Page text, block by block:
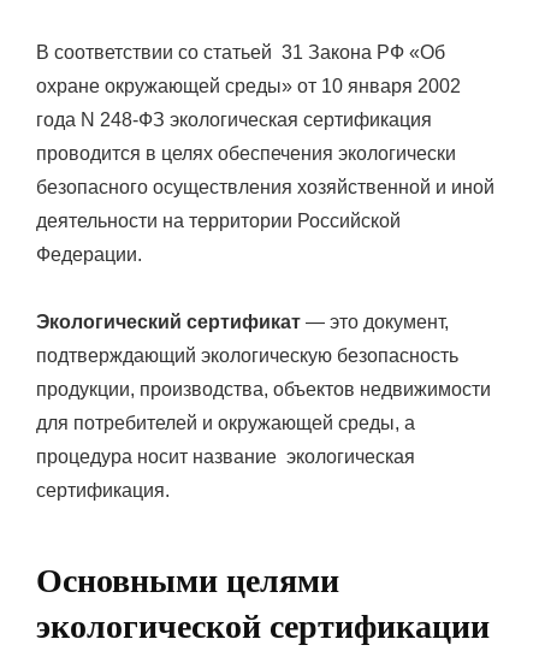
В соответствии со статьей 31 Закона РФ «Об
охране окружающей среды» от 10 января 2002
года N 248-ФЗ экологическая сертификация
проводится в целях обеспечения экологически
безопасного осуществления хозяйственной и иной
деятельности на территории Российской
Федерации.
Экологический сертификат — это документ,
подтверждающий экологическую безопасность
продукции, производства, объектов недвижимости
для потребителей и окружающей среды, а
процедура носит название экологическая
сертификация.
Основными целями
экологической сертификации